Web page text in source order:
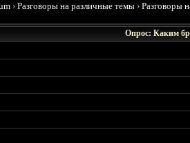
›Разговоры на различные темы ›Разговоры
Опрос: Каким